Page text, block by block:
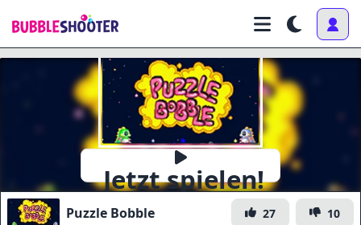
Jetzt spielen!
Puzzle Bobble 27 10